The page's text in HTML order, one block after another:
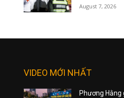
August 7, 2026
VIDEO MỚI NHẤT
Phương Hằng